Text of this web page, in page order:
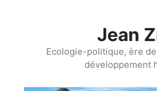
Jean
Ecologie-politique, ère
développement